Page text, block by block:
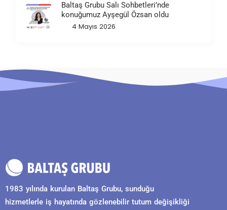
Baltaş Grubu Salı Sohbetleri’nde
konuğumuz Ayşegül Özsan oldu
4 Mayıs 2026
1983 yılında kurulan Baltaş Grubu, sunduğu
hizmetlerle iş hayatında gözlenebilir tutum değişikliği